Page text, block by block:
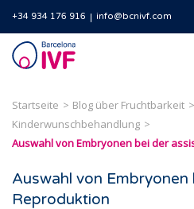
+34 934 176 916 info@bcnivf.com
Barcelona
IVF
Startseite
Blog über Fruchtbarkeit
Kinderwunschbehandlung
Auswahl von Embryonen bei der
Auswahl von
Reproduktion